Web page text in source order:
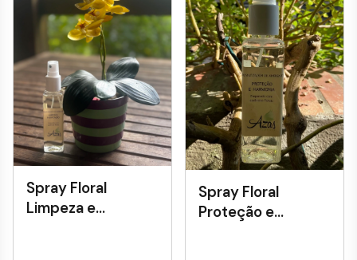
Spray Floral
Limpeza e
Spray Floral
Proteção e